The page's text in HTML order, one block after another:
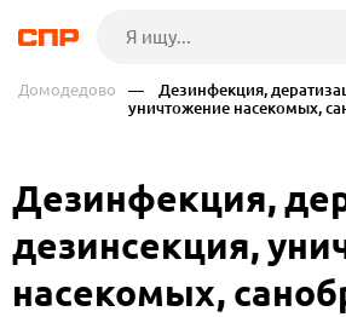
Домодедово
— Дезинфекция,
уничтожение насекомых,
Дезинфекция,
дезинсекция,
насекомых,